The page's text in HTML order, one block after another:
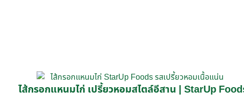
ไส้กรอกแหนมไก่ เปรี้ยวหอมสไตล์อีสาน | StarUp